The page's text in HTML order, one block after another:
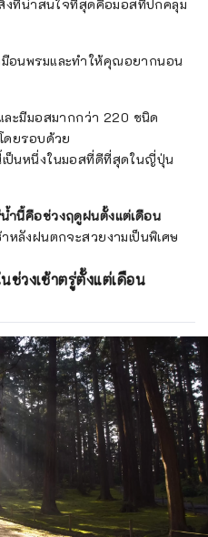
งที่น่าสนใจที่สุดคือมอสที่ปกคลุม
มือนพรมและทำให้คุณอยากนอน
ละมีมอสมากกว่า 220 ชนิด
ดยรอบด้วย
ป็นหนึ่งในมอสที่ดีที่สุดในญี่ปุ่น
ำนี้คือช่วงฤดูฝนตั้งแต่เดือน
หลังฝนตกจะสวยงามเป็นพิเศษ
ช่วงเช้าตรู่ตั้งแต่เดือน